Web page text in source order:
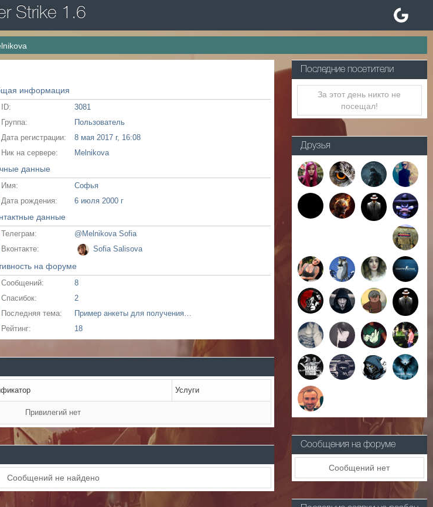
Strike 1.6
информация
ID:
3081
Группа:
Пользователь
Дата регистрации:
8 мая 2017 г, 16:08
Ник на сервере:
Melnikova
данные
Имя:
Софья
Дата рождения:
6 июля 2000 г
данные
Телеграм:
@Melnikova Sofia
Вконтакте:
Sofia Salisova
на форуме
Сообщений:
8
Спасибок:
2
Последняя тема:
Пример анкеты для получения женской VIP
Рейтинг:
18
Услуги
Привилегий нет
Сообщений не найдено
Последние посетители
За этот день никто не
посещал!
Друзья
Сообщения на форуме
Сообщений нет